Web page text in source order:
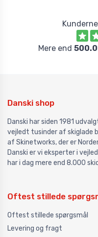
Mere end
Danski shop
Danski har siden 1981
vejledt tusinder af skiglade
af Skinetworks, der er
Danski er vi eksperter i
har i dag mere end 8.000
Oftest stillede
Oftest stillede spørgsmål
Levering og fragt